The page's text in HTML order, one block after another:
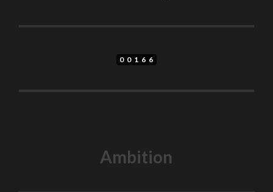
00166
Ambition